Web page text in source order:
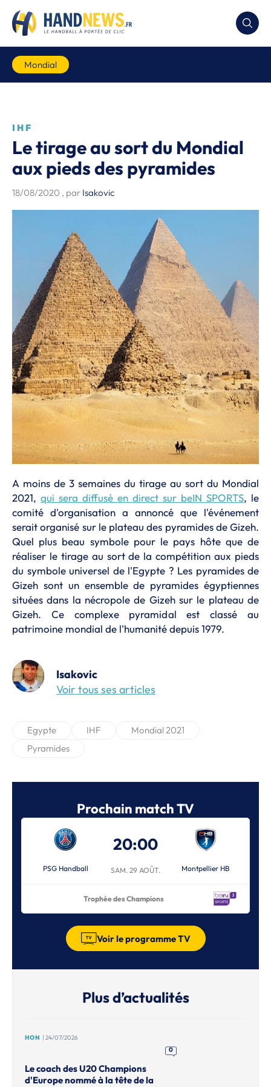
Mondial
IHF
Le tirage au sort du Mondial
aux pieds des pyramides
18/08/2020 , par Isakovic
A moins de 3 semaines du tirage au sort du Mondial
2021, qui sera diffusé en direct sur beIN SPORTS, le
comité d'organisation a annoncé que l'événement
serait organisé sur le plateau des pyramides de Gizeh.
Quel plus beau symbole pour le pays hôte que de
réaliser le tirage au sort de la compétition aux pieds
du symbole universel de l'Egypte ? Les pyramides de
Gizeh sont un ensemble de pyramides égyptiennes
situées dans la nécropole de Gizeh sur le plateau de
Gizeh. Ce complexe pyramidal est classé au
patrimoine mondial de l'humanité depuis 1979.
Isakovic
Voir tous ses articles
Egypte IHF
Mondial 2021
Pyramides
Prochain match TV
PSG Handball
20:00
SAM. 29 AOÛT. Montpellier HB
Trophée des Champions
Voir le programme TV
Plus d’actualités
HON | 24/07/2026
0
Le coach des U20 Champions
d'Europe nommé à la tête de la